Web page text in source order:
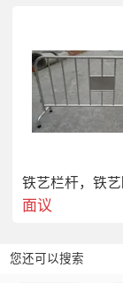
腔排水的方案：
深×6cm-8cm宽
(灰)，是为了保
再出现渗漏。3
泥），采用人工
此无管空腔完全
4、再在表面涂
后像橡胶一样附
缝因其他外部原
护的作用，尤其
等。通过以上五
面议
您还可以搜索